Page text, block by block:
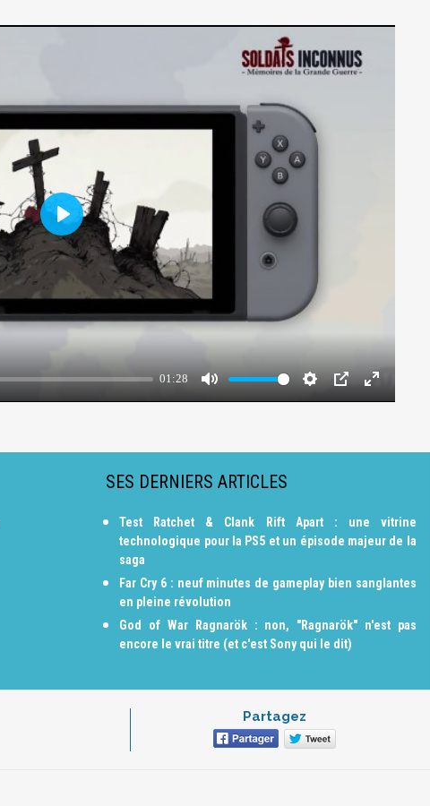
SES DERNIERS ARTICLES
Test Ratchet & Clank Rift Apart : une vitrine
technologique pour la PS5 et un épisode majeur de la
saga
Far Cry 6 : neuf minutes de gameplay bien sanglantes
en pleine révolution
God of War Ragnarök : non, "Ragnarök" n'est pas
encore le vrai titre (et c'est Sony qui le dit)
Partagez